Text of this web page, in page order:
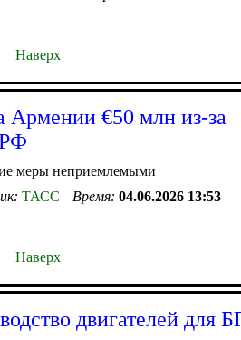
Наверх
€50 млн из-за
меры неприемлемыми
ТАСС Время: 04.06.2026 13:53
Наверх
двигателей для